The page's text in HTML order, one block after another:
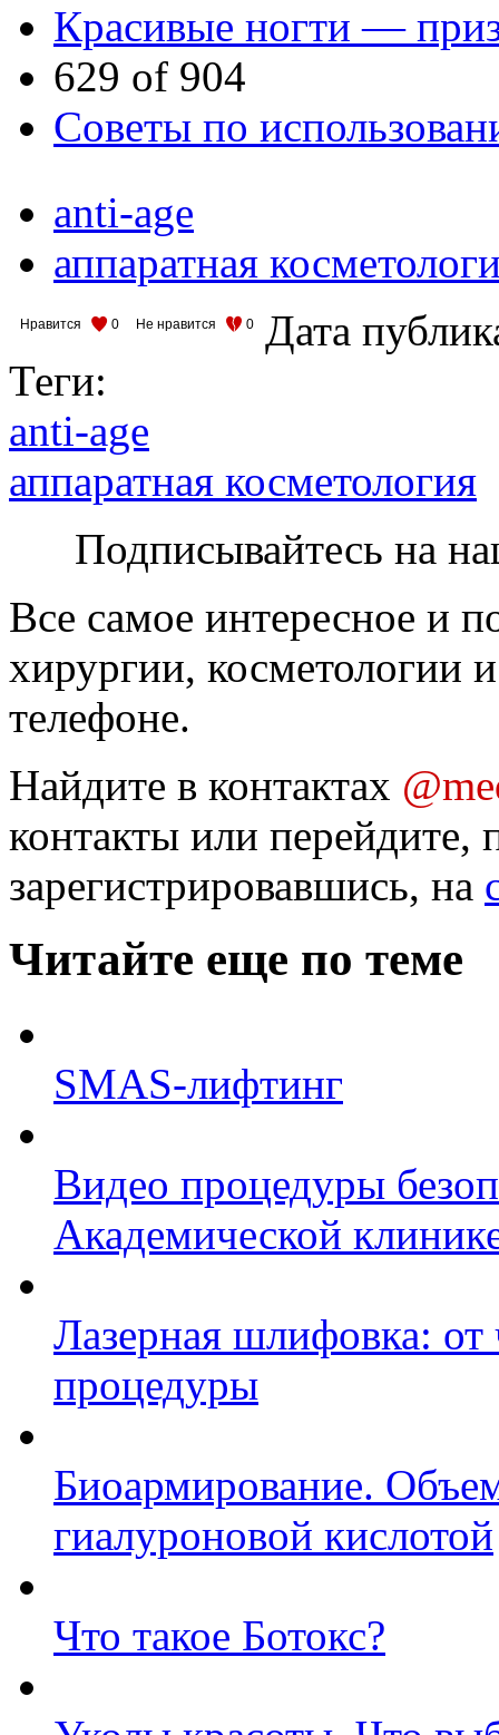
Красивые ногти —
629 of 904
Советы по
anti-age
аппаратная
Нравится 0 Не нравится 0
Дата
Теги:
anti-age
аппаратная косметология
Подписывайтесь на
Все самое интересное и
хирургии, косметологии
телефоне.
Найдите в контактах
контакты или перейдите,
зарегистрировавшись, на
Читайте еще по теме
SMAS-лифтинг
Видео процедуры
Академической
Лазерная шлифовка: от
процедуры
Биоармирование.
гиалуроновой кислотой
Что такое Ботокс?